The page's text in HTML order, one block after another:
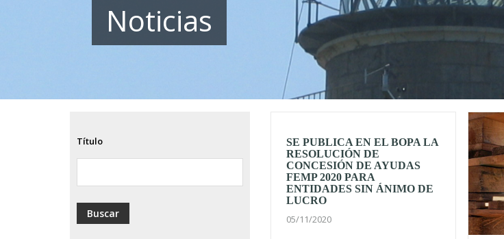
Noticias
Título
SE PUBLICA EN EL BOPA LA
RESOLUCIÓN DE
CONCESIÓN DE AYUDAS
FEMP 2020 PARA
ENTIDADES SIN ÁNIMO DE
LUCRO
05/11/2020